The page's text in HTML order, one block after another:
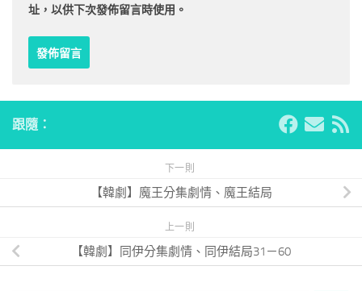
址，以供下次發佈留言時使用。
跟隨：
下一則
【韓劇】魔王分集劇情、魔王結局
上一則
【韓劇】同伊分集劇情、同伊結局31－60